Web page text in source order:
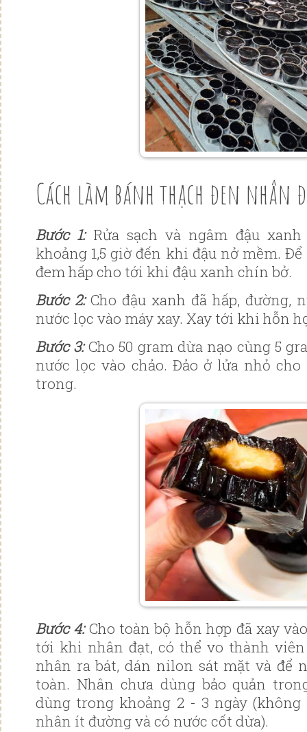
Cách làm bánh thạch đen nhân
Bước 1: Rửa sạch và ngâm đậu
khoảng 1,5 giờ đến khi đậu nở mềm.
đem hấp cho tới khi đậu xanh chín bở.
Bước 2:Cho đậu xanh đã hấp, đường,
nước lọc vào máy xay. Xay tới khi hỗn
Bước 3:Cho 50 gram dừa nạo cùng 5
nước lọc vào chảo. Đảo ở lửa nhỏ
trong.
Bước 4:Cho toàn bộ hỗn hợp đã xay
tới khi nhân đạt, có thể vo thành viên
nhân ra bát, dán nilon sát mặt và để
toàn. Nhân chưa dùng bảo quản
dùng trong khoảng 2 - 3 ngày
nhân ít đường và có nước cốt dừa).